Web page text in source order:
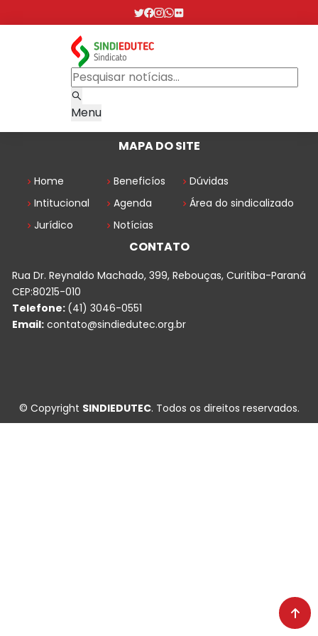
Menu
MAPA DO SITE
Home
Intitucional
Jurídico
Beneficíos
Agenda
Notícias
Dúvidas
Área do sindicalizado
CONTATO
Rua Dr. Reynaldo Machado, 399, Rebouças, Curitiba-Paraná
CEP:80215-010
Telefone: (41) 3046-0551
Email: contato@sindiedutec.org.br
© Copyright SINDIEDUTEC. Todos os direitos reservados.